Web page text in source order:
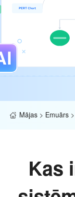
Mājas > Emuārs >
Kas